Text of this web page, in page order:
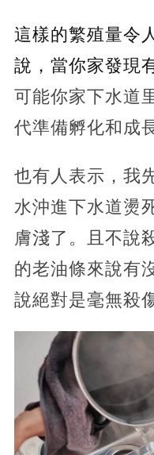
這樣的繁殖量令
說，當你家發現
可能你家下水道
代準備孵化和成
也有人表示，我
水沖進下水道燙
膚淺了。且不說
的老油條來說有
說絕對是毫無殺